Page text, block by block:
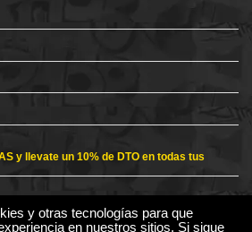
y llevate un 10% de DTO en todas tus
y otras tecnologías para que
en nuestros sitios. Si sigue